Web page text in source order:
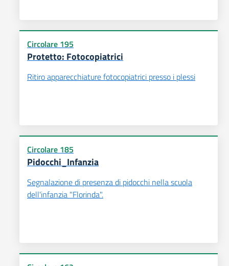
Circolare 195
Protetto: Fotocopiatrici
Ritiro apparecchiature fotocopiatrici presso i plessi
Circolare 185
Pidocchi_Infanzia
Segnalazione di presenza di pidocchi nella scuola
dell'infanzia "Florinda".